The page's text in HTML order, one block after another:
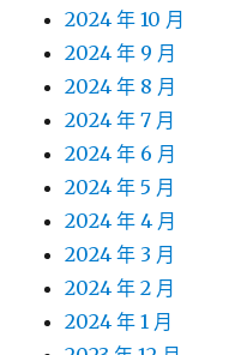
2024 年 10 月
2024 年 9 月
2024 年 8 月
2024 年 7 月
2024 年 6 月
2024 年 5 月
2024 年 4 月
2024 年 3 月
2024 年 2 月
2024 年 1 月